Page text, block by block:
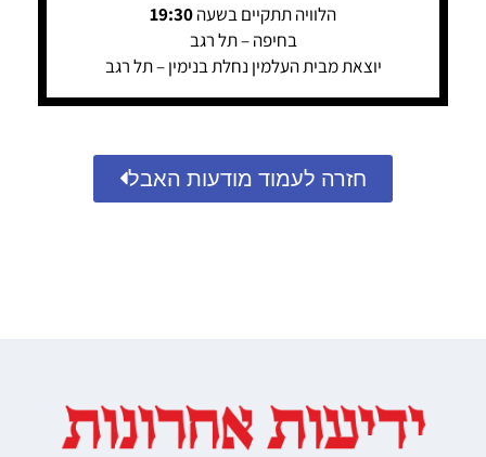
הלוויה תתקיים בשעה19:30
בחיפה – תל רגב
יוצאת מבית העלמין נחלת בנימין – תל רגב
חזרה לעמוד מודעות האבל